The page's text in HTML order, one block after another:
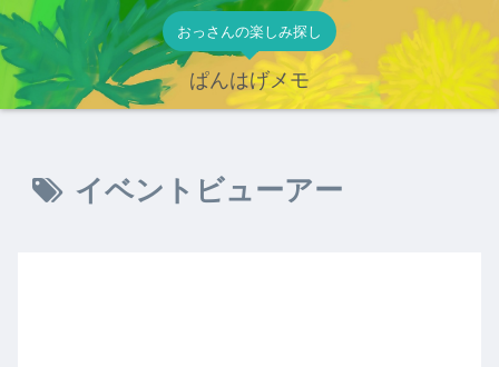
おっさんの楽しみ探し
ぱんはげメモ
イベントビューアー